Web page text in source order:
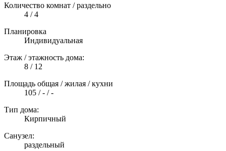
Количество комнат / раздельно
4 / 4
Планировка
Индивидуальная
Этаж / этажность дома:
8 / 12
Площадь общая / жилая / кухни
105 / - / -
Тип дома:
Кирпичный
Санузел:
раздельный